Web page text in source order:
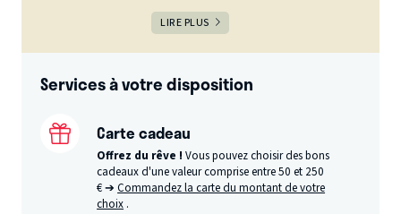
LIRE PLUS
Services à votre disposition
Carte cadeau
Offrez du rêve ! Vous pouvez choisir des bons
cadeaux d'une valeur comprise entre 50 et 250
€ ➔Commandez la carte du montant de votre
choix .